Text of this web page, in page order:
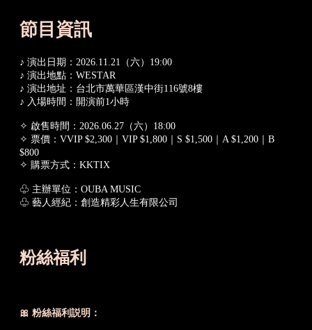
節目資訊
♪ 演出日期：2026.11.21（六）19:00
♪ 演出地點：WESTAR
♪ 演出地址：台北市萬華區漢中街116號8樓
♪ 入場時間：開演前1小時
✧ 啟售時間：2026.06.27（六）18:00
✧ 票價：VVIP $2,300｜VIP $1,800｜S $1,500｜A $1,200｜B
$800
✧ 購票方式：KKTIX
♧ 主辦單位：OUBA MUSIC
♧ 藝人經紀：創造精彩人生有限公司
粉絲福利
🎀 粉絲福利説明：